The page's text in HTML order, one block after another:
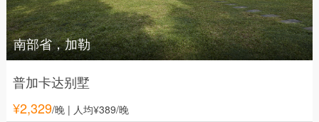
南部省，加勒
普加卡达别墅
¥2,329/晚| 人均¥389/晚